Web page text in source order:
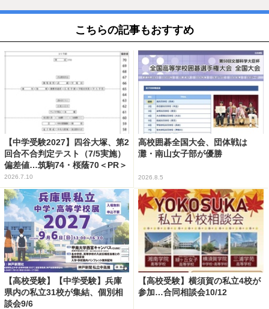
こちらの記事もおすすめ
【中学受験2027】四谷大塚、第2
回合不合判定テスト（7/5実施）
偏差値…筑駒74・桜蔭70＜PR＞
2026.7.10
高校囲碁全国大会、団体戦は
灘・南山女子部が優勝
2026.8.5
【高校受験】【中学受験】兵庫
県内の私立31校が集結、個別相
談会9/6
【高校受験】横須賀の私立4校が
参加…合同相談会10/12